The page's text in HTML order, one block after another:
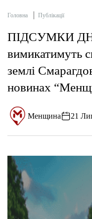
Головна Публікації
ПІДСУМКИ
вимикатимуть
землі
новинах
Менщина 21